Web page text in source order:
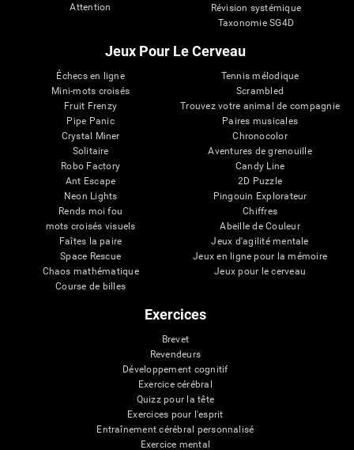
Attention
Révision systémique
Taxonomie SG4D
Jeux Pour Le Cerveau
Échecs en ligne
Mini-mots croisés
Fruit Frenzy
Pipe Panic
Crystal Miner
Solitaire
Robo Factory
Ant Escape
Neon Lights
Rends moi fou
mots croisés visuels
Faîtes la paire
Space Rescue
Chaos mathématique
Course de billes
Tennis mélodique
Scrambled
Trouvez votre animal de compagnie
Paires musicales
Chronocolor
Aventures de grenouille
Candy Line
2D Puzzle
Pingouin Explorateur
Chiffres
Abeille de Couleur
Jeux d'agilité mentale
Jeux en ligne pour la mémoire
Jeux pour le cerveau
Exercices
Brevet
Revendeurs
Développement cognitif
Exercice cérébral
Quizz pour la tête
Exercices pour l'esprit
Entraînement cérébral personnalisé
Exercice mental